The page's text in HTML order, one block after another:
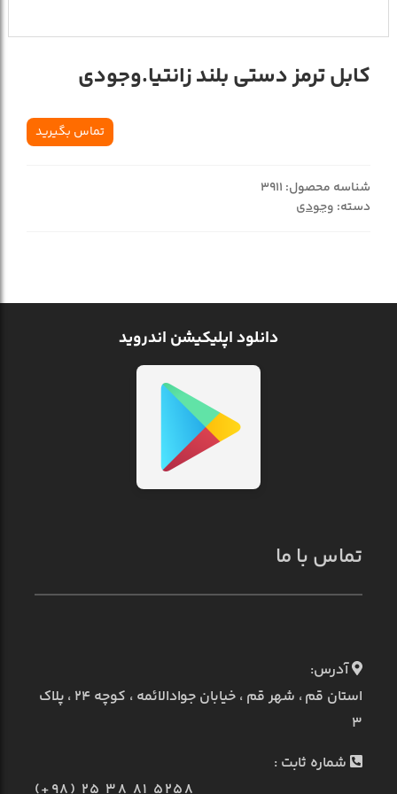
کابل ترمز دستي بلند زانتيا.وجودي
تماس بگیرید
شناسه محصول: 3911
دسته: وجودی
دانلود اپلیکیشن اندروید
تماس با ما
آدرس:
استان قم ، شهر قم ، خیابان جوادالائمه ، کوچه ۲۴ ، پلاک
۳
شماره ثابت :